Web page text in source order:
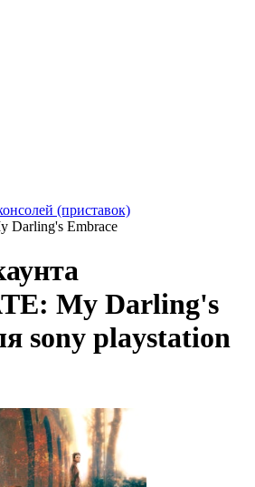
(приставок)
Darling's Embrace
My Darling's
sony playstation